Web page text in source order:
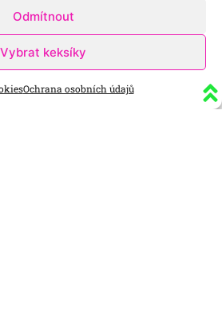
Odmítnout
Vybrat keksíky
Ochrana osobních údajů